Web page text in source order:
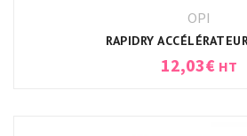
OPI
12,03€ HT